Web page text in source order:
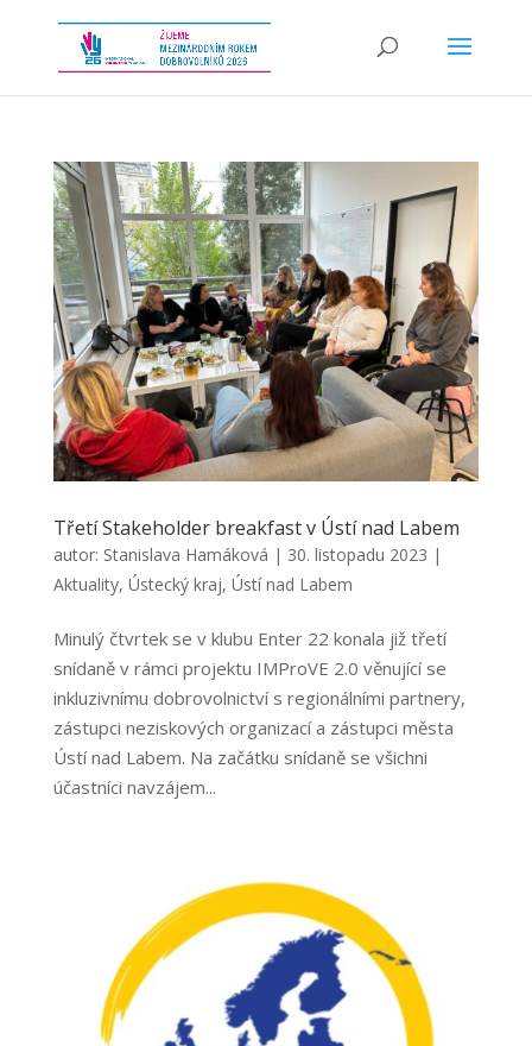
Třetí Stakeholder breakfast v Ústí nad Labem
autor: Stanislava Hamáková | 30. listopadu 2023 |
Aktuality, Ústecký kraj, Ústí nad Labem
Minulý čtvrtek se v klubu Enter 22 konala již třetí
snídaně v rámci projektu IMProVE 2.0 věnující se
inkluzivnímu dobrovolnictví s regionálními partnery,
zástupci neziskových organizací a zástupci města
Ústí nad Labem. Na začátku snídaně se všichni
účastníci navzájem...